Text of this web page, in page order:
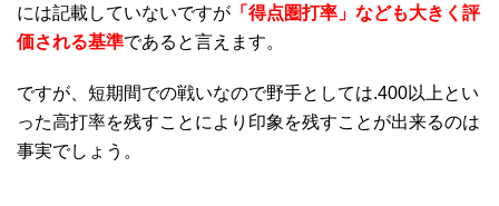
には記載していないですが 「得点圏打率」なども大きく評
価される基準であると言えます。
ですが、短期間での戦いなので野手としては.400以上とい
った高打率を残すことにより印象を残すことが出来るのは
事実でしょう。